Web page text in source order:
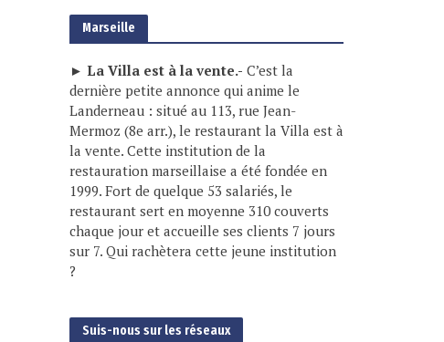
Marseille
► La Villa est à la vente.- C’est la
dernière petite annonce qui anime le
Landerneau : situé au 113, rue Jean-
Mermoz (8e arr.), le restaurant la Villa est à
la vente. Cette institution de la
restauration marseillaise a été fondée en
1999. Fort de quelque 53 salariés, le
restaurant sert en moyenne 310 couverts
chaque jour et accueille ses clients 7 jours
sur 7. Qui rachètera cette jeune institution
?
Suis-nous sur les réseaux